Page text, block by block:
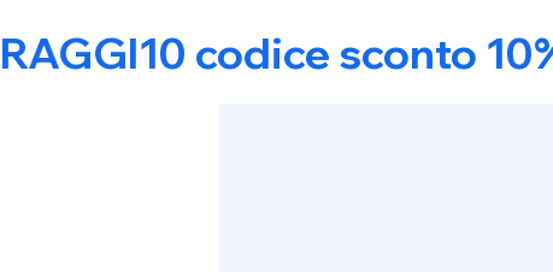
RAGGI10 codice sconto